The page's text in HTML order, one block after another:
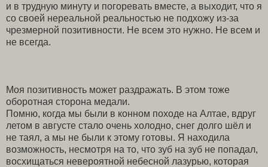
и в трудную минуту и погоревать вместе, а выходит, что я
со своей нереальной реальностью не подхожу из-за
чрезмерной позитивности. Не всем это нужно. Не всем и
не всегда.
Моя позитивность может раздражать. В этом тоже
оборотная сторона медали.
Помню, когда мы были в конном походе на Алтае, вдруг
летом в августе стало очень холодно, снег долго шёл и
не таял, а мы не были к этому готовы. Я находила
возможность, несмотря на то, что зуб на зуб не попадал,
восхищаться невероятной небесной лазурью, которая